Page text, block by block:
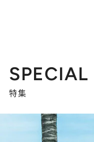
SPECIAL
特集